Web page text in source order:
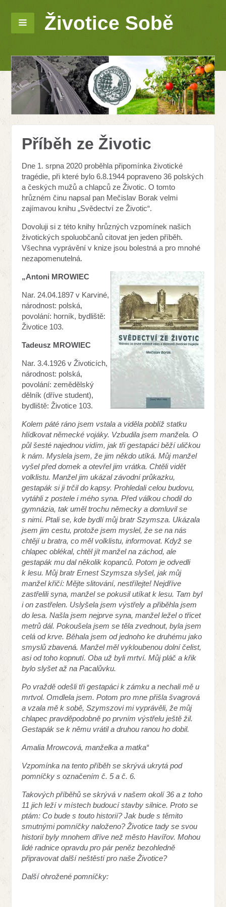
Životice Sobě
Příběh ze Životic
Dne 1. srpna 2020 proběhla připomínka životické
tragédie, při které bylo 6.8.1944 popraveno 36 polských
a českých mužů a chlapců ze Životic. O tomto
hrůzném činu napsal pan Mečislav Borak velmi
zajímavou knihu „Svědectví ze Životic“.
Dovoluji si z této knihy hrůzných vzpomínek našich
životických spoluobčanů citovat jen jeden příběh.
Všechna vyprávění v knize jsou bolestná a pro mnohé
nezapomenutelná.
„Antoni MROWIEC
Nar. 24.04.1897 v Karviné,
národnost: polská,
povolání: horník, bydliště:
Životice 103.
Tadeusz MROWIEC
Nar. 3.4.1926 v Životicích,
národnost: polská,
povolání: zemědělský
dělník (dříve student),
bydliště: Životice 103.
Kolem páté ráno jsem vstala a viděla poblíž statku
hlídkovat německé vojáky. Vzbudila jsem manžela. O
půl šesté najednou vidím, jak tři gestapáci běží uličkou
k nám. Myslela jsem, že jim někdo utíká. Můj manžel
vyšel před domek a otevřel jim vrátka. Chtěli vidět
volklistu. Manžel jim ukázal závodní průkazku,
gestapák si ji trčil do kapsy. Prohledali celou budovu,
vytáhli z postele i mého syna. Před válkou chodil do
gymnázia, tak uměl trochu německy a domluvil se
s nimi. Ptali se, kde bydlí můj bratr Szymsza. Ukázala
jsem jim cestu, protože jsem myslel, že se na nás
chtějí u bratra, co měl volklistu, informovat. Když se
chlapec oblékal, chtěl jít manžel na záchod, ale
gestapák mu dal několik kopanců. Potom je odvedli
k lesu. Můj bratr Ernest Szymsza slyšel, jak můj
manžel křičí: Mějte slitování, nestřílejte! Nejdříve
zastřelili syna, manžel se pokusil utíkat k lesu. Tam byl
i on zastřelen. Uslyšela jsem výstřely a přiběhla jsem
do lesa. Našla jsem nejprve syna, manžel ležel o třicet
metrů dál. Pokoušela jsem se těla zvednout, byla jsem
celá od krve. Běhala jsem od jednoho ke druhému jako
smyslů zbavená. Manžel měl vykloubenou dolní čelist,
asi od toho kopnutí. Oba už byli mrtví. Můj pláč a křik
bylo slyšet až na Pacalůvku.
Po vraždě odešli tři gestapáci k zámku a nechali mě u
mrtvol. Omdlela jsem. Potom pro mne přišla švagrová
a vzala mě k sobě, Szymszovi mi vyprávěli, že můj
chlapec pravděpodobně po prvním výstřelu ještě žil.
Gestapák se k němu vrátil a druhou ranou ho dobil.
Amalia Mrowcová, manželka a matka“
Vzpomínka na tento příběh se skrývá ukrytá pod
pomníčky s označením č. 5 a č. 6.
Takových příběhů se skrývá v našem okolí 36 a z toho
11 jich leží v místech budoucí stavby silnice. Proto se
ptám: Co bude s touto historií? Jak bude s těmito
smutnými pomníčky naloženo? Životice tady se svou
historií byly mnohem dříve než město Havířov. Mohou
lidé radnice opravdu pro pár peněz bezohledně
připravovat další neštěstí pro naše Životice?
Další ohrožené pomníčky: